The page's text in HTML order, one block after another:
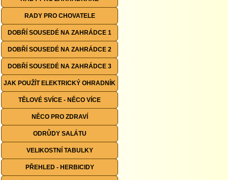
RADY PRO CHOVATELE
DOBŘÍ SOUSEDÉ NA ZAHRÁDCE 1
DOBŘÍ SOUSEDÉ NA ZAHRÁDCE 2
DOBŘÍ SOUSEDÉ NA ZAHRÁDCE 3
JAK POUŽÍT ELEKTRICKÝ OHRADNÍK
TĚLOVÉ SVÍCE - NĚCO VÍCE
NĚCO PRO ZDRAVÍ
ODRŮDY SALÁTU
VELIKOSTNÍ TABULKY
PŘEHLED - HERBICIDY